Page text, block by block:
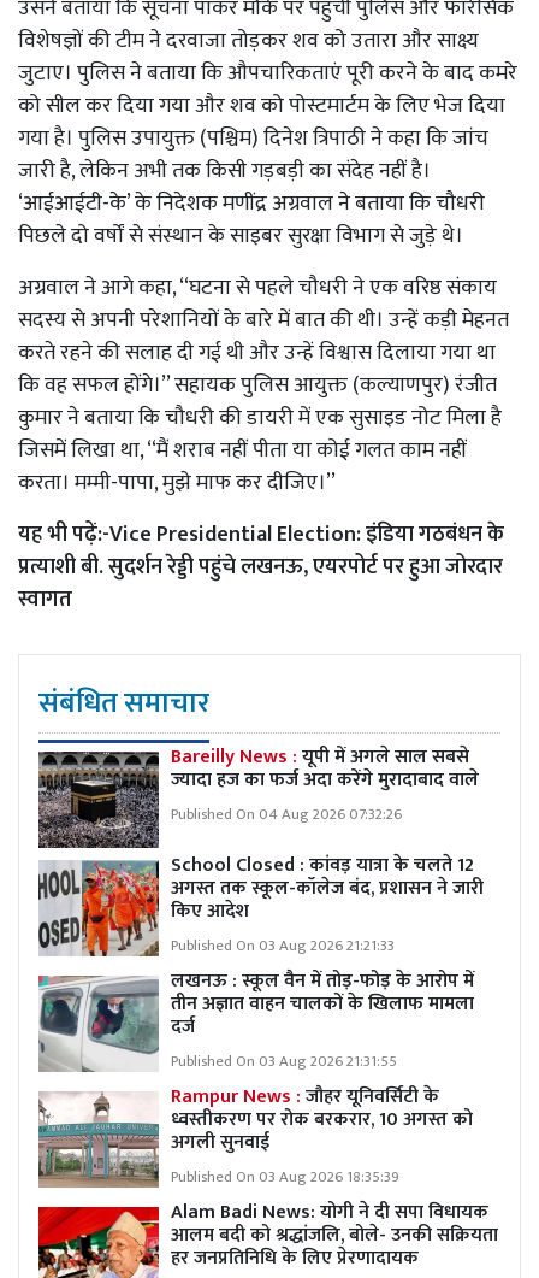
उसने बताया कि सूचना पाकर मौके पर पहुंची पुलिस और फॉरेंसिक
विशेषज्ञों की टीम ने दरवाजा तोड़कर शव को उतारा और साक्ष्य
जुटाए। पुलिस ने बताया कि औपचारिकताएं पूरी करने के बाद कमरे
को सील कर दिया गया और शव को पोस्टमार्टम के लिए भेज दिया
गया है। पुलिस उपायुक्त (पश्चिम) दिनेश त्रिपाठी ने कहा कि जांच
जारी है, लेकिन अभी तक किसी गड़बड़ी का संदेह नहीं है।
‘आईआईटी-के’ के निदेशक मणींद्र अग्रवाल ने बताया कि चौधरी
पिछले दो वर्षों से संस्थान के साइबर सुरक्षा विभाग से जुड़े थे।
अग्रवाल ने आगे कहा, ‘‘घटना से पहले चौधरी ने एक वरिष्ठ संकाय
सदस्य से अपनी परेशानियों के बारे में बात की थी। उन्हें कड़ी मेहनत
करते रहने की सलाह दी गई थी और उन्हें विश्वास दिलाया गया था
कि वह सफल होंगे।’’ सहायक पुलिस आयुक्त (कल्याणपुर) रंजीत
कुमार ने बताया कि चौधरी की डायरी में एक सुसाइड नोट मिला है
जिसमें लिखा था, ‘‘मैं शराब नहीं पीता या कोई गलत काम नहीं
करता। मम्मी-पापा, मुझे माफ कर दीजिए।’’
यह भी पढ़ें:-Vice Presidential Election: इंडिया गठबंधन के
प्रत्याशी बी. सुदर्शन रेड्डी पहुंचे लखनऊ, एयरपोर्ट पर हुआ जोरदार
स्वागत
संबंधित समाचार
Bareilly News :यूपी में अगले साल सबसे
ज्यादा हज का फर्ज अदा करेंगे मुरादाबाद वाले
Published On 04 Aug 2026 07:32:26
School Closed : कांवड़ यात्रा के चलते 12
अगस्त तक स्कूल-कॉलेज बंद, प्रशासन ने जारी
किए आदेश
Published On 03 Aug 2026 21:21:33
लखनऊ : स्कूल वैन में तोड़-फोड़ के आरोप में
तीन अज्ञात वाहन चालकों के खिलाफ मामला
दर्ज
Published On 03 Aug 2026 21:31:55
Rampur News :जौहर यूनिवर्सिटी के
ध्वस्तीकरण पर रोक बरकरार, 10 अगस्त को
अगली सुनवाई
Published On 03 Aug 2026 18:35:39
Alam Badi News: योगी ने दी सपा विधायक
आलम बदी को श्रद्धांजलि, बोले- उनकी सक्रियता
हर जनप्रतिनिधि के लिए प्रेरणादायक